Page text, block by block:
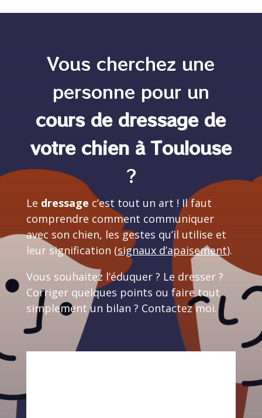
Vous cherchez une
personne pour un
cours de dressage de
votre chien à Toulouse
?
Le dressage c’est tout un art ! Il faut
comprendre comment communiquer
avec son chien, les gestes qu’il utilise et
leur signification (signaux d’apaisement).
Vous souhaitez l’éduquer ? Le dresser ?
Corriger quelques points ou faire tout
simplement un bilan ? Contactez moi.